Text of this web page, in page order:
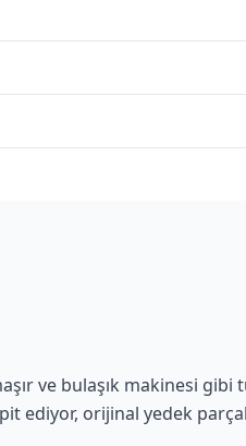
ve bulaşık makinesi gibi
ediyor, orijinal yedek